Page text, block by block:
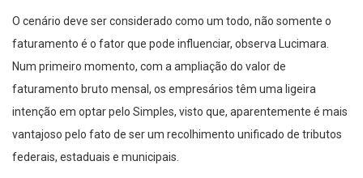
O cenário deve ser considerado como um todo, não somente o
faturamento é o fator que pode influenciar, observa Lucimara.
Num primeiro momento, com a ampliação do valor de
faturamento bruto mensal, os empresários têm uma ligeira
intenção em optar pelo Simples, visto que, aparentemente é mais
vantajoso pelo fato de ser um recolhimento unificado de tributos
federais, estaduais e municipais.